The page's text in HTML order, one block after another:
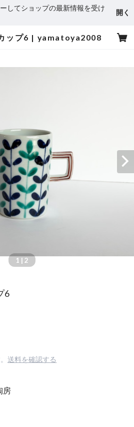
してショップの最新情報を受け
開く
ップ6 | yamatoya2008
1 | 2
6
送料を確認する
房